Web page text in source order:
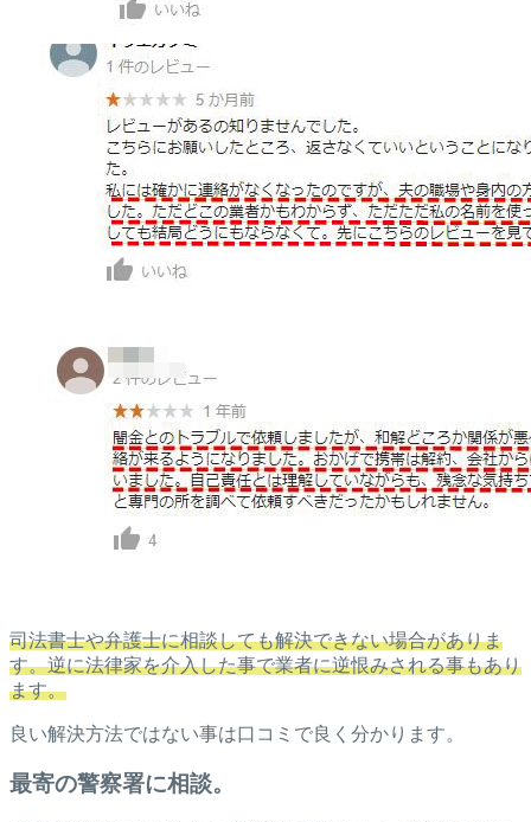
司法書士や弁護士に相談しても解決できない場合がありま
す。逆に法律家を介入した事で業者に逆恨みされる事もあり
ます。
良い解決方法ではない事は口コミで良く分かります。
最寄の警察署に相談。